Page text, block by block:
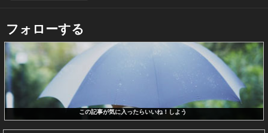
フォローする
この記事が気に入ったらいいね！しよう